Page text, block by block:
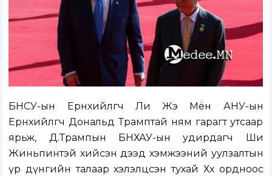
БНСУ-ын Ерөнхийлөгч Ли Жэ Мён АНУ-ын
Ерөнхийлөгч Дональд Трамптай ням гарагт утсаар
ярьж, Д.Трампын БНХАУ-ын удирдагч Ши
Жиньпинтэй хийсэн дээд хэмжээний уулзалтын
үр дүнгийн талаар хэлэлцсэн тухай Хөх ордноос